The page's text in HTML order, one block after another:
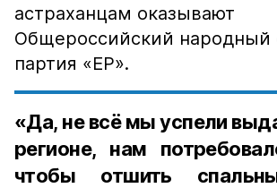
астраханцам оказывают
Общероссийский народный
партия «ЕР».
«Да, не всё мы успели
регионе, нам
чтобы отшить